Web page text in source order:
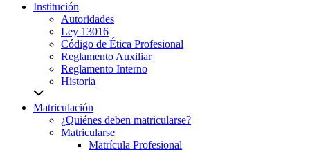
Institución
Autoridades
Ley 13016
Código de Ética Profesional
Reglamento Auxiliar
Reglamento Interno
Historia
Matriculación
¿Quiénes deben matricularse?
Matricularse
Matrícula Profesional